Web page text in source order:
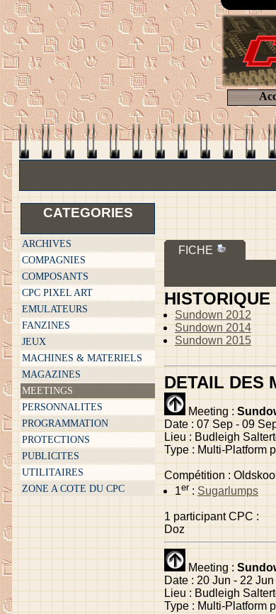
CATEGORIES
ARCHIVES
COMPAGNIES
COMPOSANTS
CPC PIXEL ART
EMULATEURS
FANZINES
JEUX
MACHINES & MATERIELS
MAGAZINES
MEETINGS
PERSONNALITES
PROGRAMMATION
PROTECTIONS
PUBLICITES
UTILITAIRES
ZONE A COTE DU CPC
FICHE
HISTORIQUE
Sundown 2012
Sundown 2014
Sundown 2015
DETAIL DES
Meeting :
Date : 07 Sep - 09
Lieu : Budleigh
Type : Multi-Platform
Compétition :
1er : Sugarlumps
1 participant CPC :
Doz
Meeting :
Date : 20 Jun - 22
Lieu : Budleigh
Type : Multi-Platform